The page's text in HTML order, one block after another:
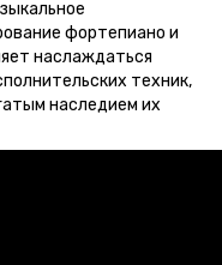
фортепиано и
наслаждаться
техник,
наследием их